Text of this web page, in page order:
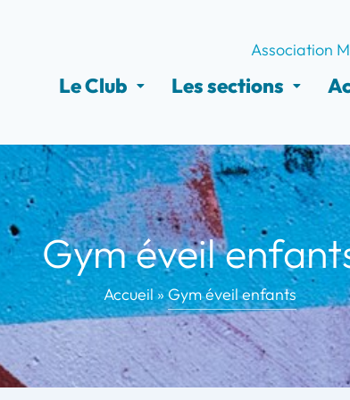
Association
Le Club Les sections
Gym éveil
Accueil »Gym éveil enfants